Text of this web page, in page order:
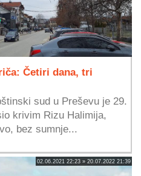
Četiri dana, tri
sud u Preševu je 29.
krivim Rizu Halimija,
bez sumnje...
02.06.2021 22:23 » 20.07.2022 21:39